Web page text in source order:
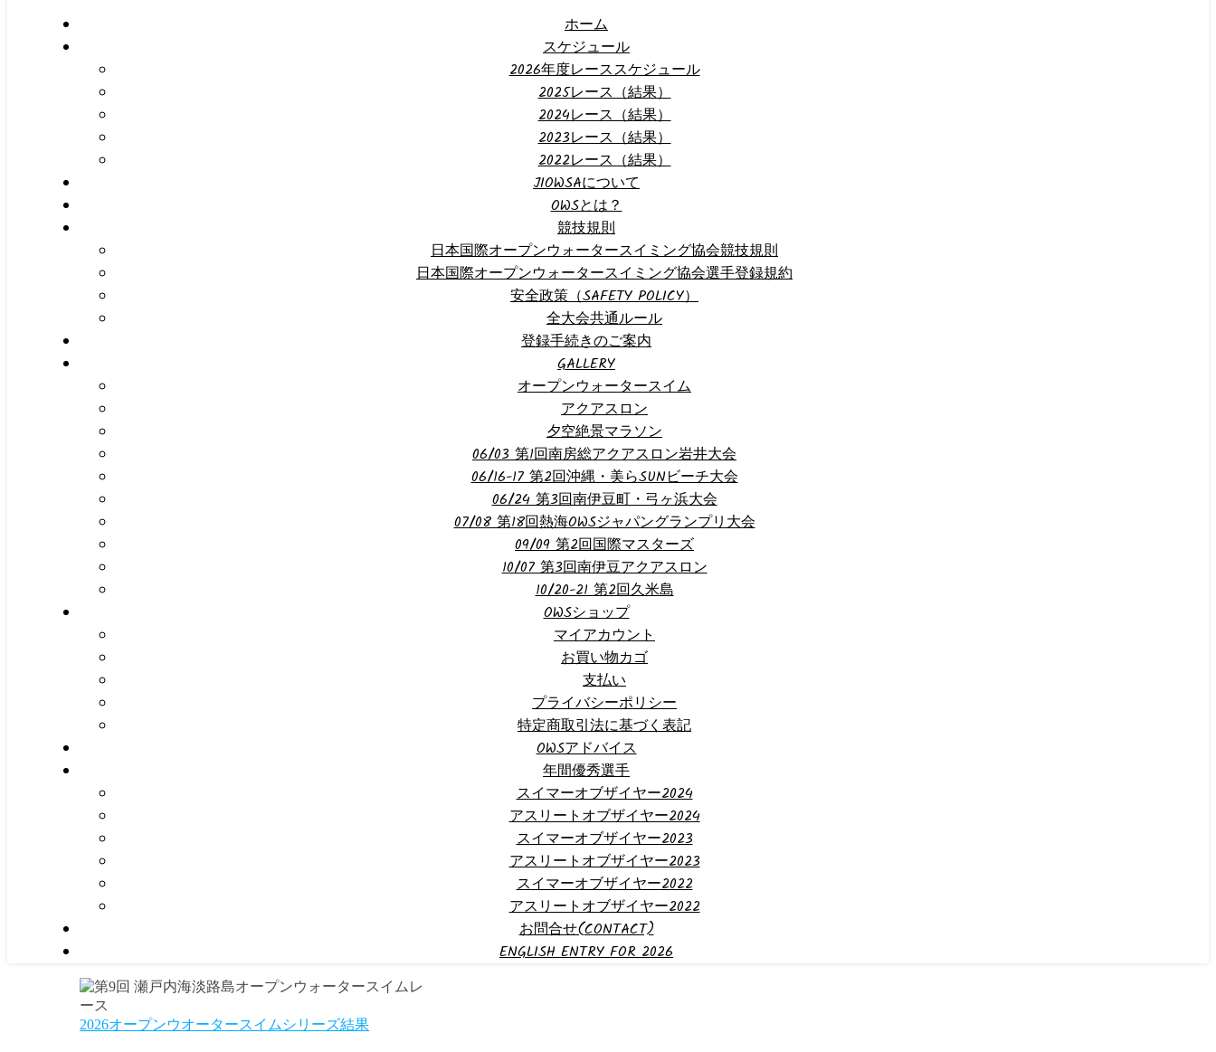
ホーム
スケジュール
2026年度レーススケジュール
2025レース（結果）
2024レース（結果）
2023レース（結果）
2022レース（結果）
JIOWSAについて
OWSとは？
競技規則
日本国際オープンウォータースイミング協会競技規則
日本国際オープンウォータースイミング協会選手登録規約
安全政策（SAFETY POLICY）
全大会共通ルール
登録手続きのご案内
GALLERY
オープンウォータースイム
アクアスロン
夕空絶景マラソン
06/03 第1回南房総アクアスロン岩井大会
06/16-17 第2回沖縄・美らSUNビーチ大会
06/24 第3回南伊豆町・弓ヶ浜大会
07/08 第18回熱海OWSジャパングランプリ大会
09/09 第2回国際マスターズ
10/07 第3回南伊豆アクアスロン
10/20-21 第2回久米島
OWSショップ
マイアカウント
お買い物カゴ
支払い
プライバシーポリシー
特定商取引法に基づく表記
OWSアドバイス
年間優秀選手
スイマーオブザイヤー2024
アスリートオブザイヤー2024
スイマーオブザイヤー2023
アスリートオブザイヤー2023
スイマーオブザイヤー2022
アスリートオブザイヤー2022
お問合せ(CONTACT)
ENGLISH ENTRY FOR 2026
2026オープンウオータースイムシリーズ結果